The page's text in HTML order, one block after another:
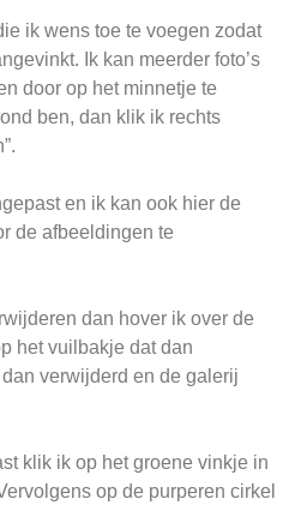
ik wens toe te voegen zodat
Ik kan meerder foto’s
door op het minnetje te
ben, dan klik ik rechts
en ik kan ook hier de
de afbeeldingen te
dan hover ik over de
het vuilbakje dat dan
verwijderd en de galerij
klik ik op het groene vinkje in
op de purperen cirkel